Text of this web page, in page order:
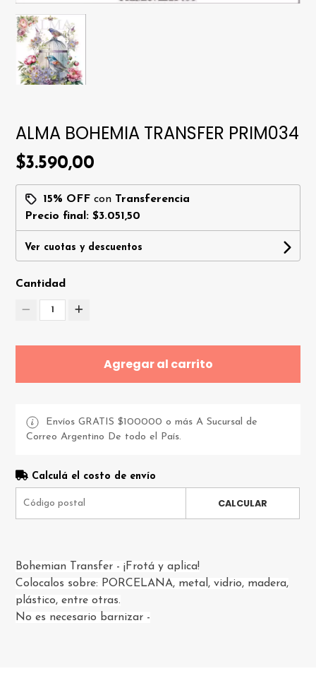
ALMA BOHEMIA TRANSFER PRIM034
$3.590,00
15% OFF con Transferencia
Precio final:$3.051,50
Ver cuotas y descuentos
Cantidad
1
Agregar al carrito
Envíos GRATIS $100000 o más A Sucursal de
Correo Argentino De todo el País.
Calculá el costo de envío
CALCULAR
Bohemian Transfer - ¡Frotá y aplica!
Colocalos sobre: PORCELANA, metal, vidrio, madera,
plástico, entre otras.
No es necesario barnizar -